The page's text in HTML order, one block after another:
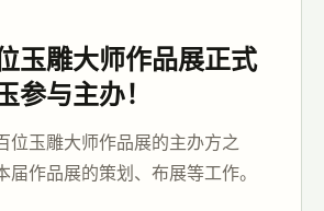
玉雕大师作品展正式
参与主办！
位玉雕大师作品展的主办方之
届作品展的策划、布展等工作。